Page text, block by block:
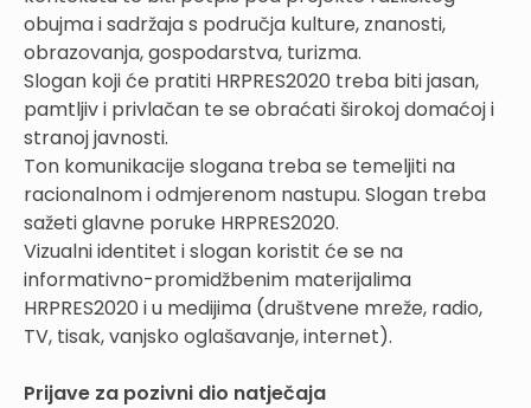
obujma i sadržaja s područja kulture, znanosti,
obrazovanja, gospodarstva, turizma.
Slogan koji će pratiti HRPRES2020 treba biti jasan,
pamtljiv i privlačan te se obraćati širokoj domaćoj i
stranoj javnosti.
Ton komunikacije slogana treba se temeljiti na
racionalnom i odmjerenom nastupu. Slogan treba
sažeti glavne poruke HRPRES2020.
Vizualni identitet i slogan koristit će se na
informativno-promidžbenim materijalima
HRPRES2020 i u medijima (društvene mreže, radio,
TV, tisak, vanjsko oglašavanje, internet).
Prijave za pozivni dio natječaja